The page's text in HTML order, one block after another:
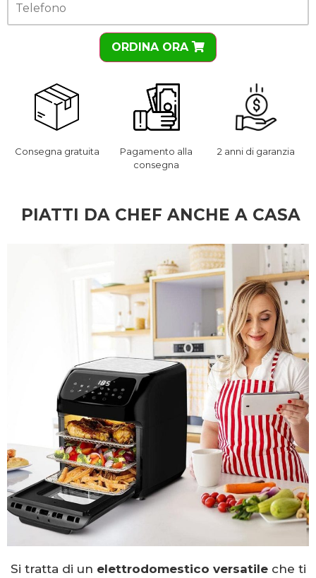
ORDINA ORA
Consegna gratuita
Pagamento alla
consegna
2 anni di garanzia
PIATTI DA CHEF ANCHE A CASA
Si tratta di un elettrodomestico versatileche ti